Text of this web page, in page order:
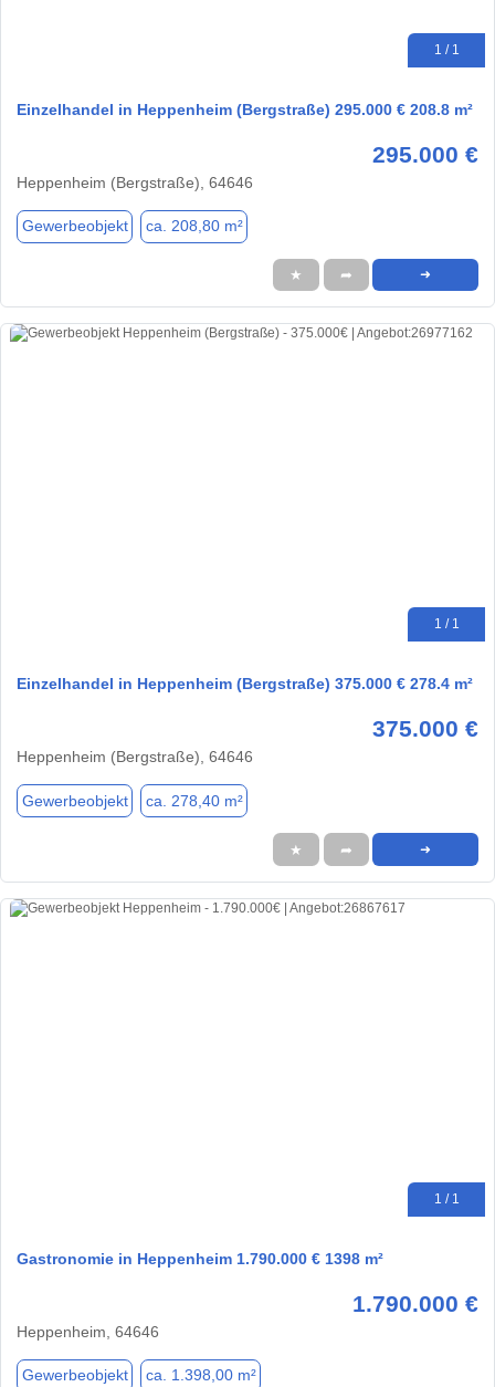
1 / 1
Einzelhandel in Heppenheim (Bergstraße) 295.000 € 208.8 m²
295.000 €
Heppenheim (Bergstraße), 64646
Gewerbeobjekt ca. 208,80 m²
★ ➦ ➜
1 / 1
Einzelhandel in Heppenheim (Bergstraße) 375.000 € 278.4 m²
375.000 €
Heppenheim (Bergstraße), 64646
Gewerbeobjekt ca. 278,40 m²
★ ➦ ➜
1 / 1
Gastronomie in Heppenheim 1.790.000 € 1398 m²
1.790.000 €
Heppenheim, 64646
Gewerbeobjekt ca. 1.398,00 m²